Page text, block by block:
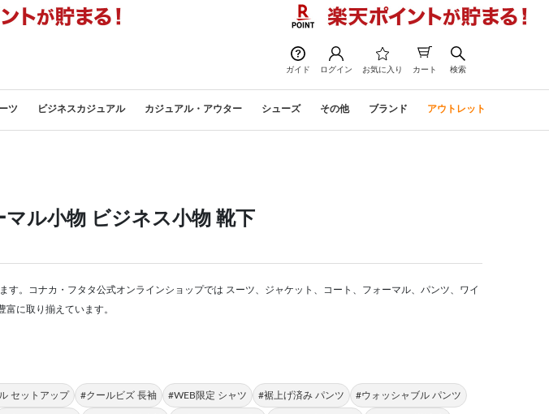
ガイド ログイン お気に入り カート 検索
ツ ビジネスカジュアル カジュアル・アウター シューズ その他 ブランド アウトレット
マル小物 ビジネス小物 靴下
。コナカ・フタタ公式オンラインショップでは スーツ、ジャケット、コート、フォーマル、パンツ、ワイ
に取り揃えています。
セットアップ #クールビズ 長袖 #WEB限定 シャツ #裾上げ済み パンツ #ウォッシャブル パンツ